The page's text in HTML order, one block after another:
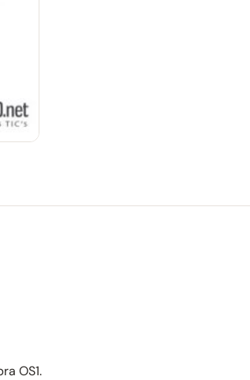
OS1.